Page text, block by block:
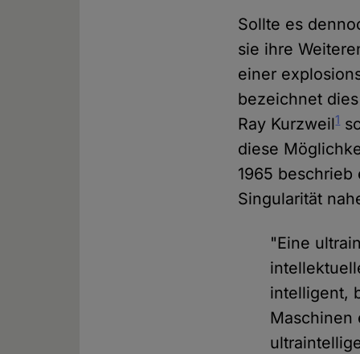
Sollte es
sie ihre
einer
bezeichnet
Ray Kurzweil1
diese
1965
Singularität
"Eine
intelligent,
Maschinen